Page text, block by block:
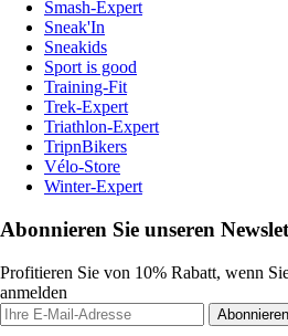
Smash-Expert
Sneak'In
Sneakids
Sport is good
Training-Fit
Trek-Expert
Triathlon-Expert
TripnBikers
Vélo-Store
Winter-Expert
Abonnieren Sie unseren
Profitieren Sie von 10% Rabatt, wenn
anmelden
Abonnieren